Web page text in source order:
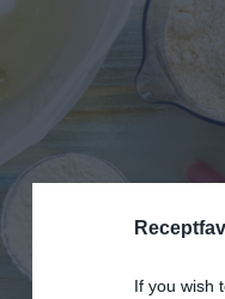
If you wish